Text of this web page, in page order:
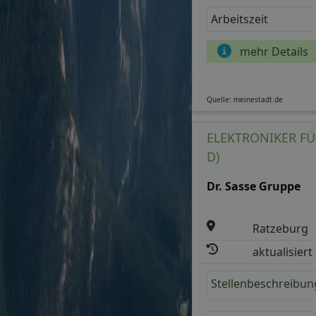
Arbeitszeit
mehr Details
Quelle: meinestadt.de
ELEKTRONIKER
D)
Dr. Sasse Gruppe
Ratzeburg
aktualisiert